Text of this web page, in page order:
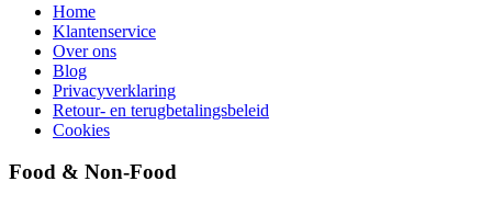
Home
Klantenservice
Over ons
Blog
Privacyverklaring
Retour- en terugbetalingsbeleid
Cookies
Food & Non-Food